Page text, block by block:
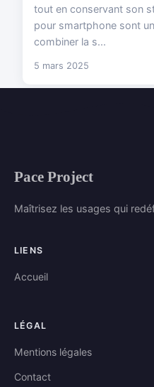
tout en conservant son
pour smartphone sont
combiner la s...
5 mars 2025
Pace Project
Maîtrisez les usages qui
LIENS
Accueil
LÉGAL
Mentions légales
Contact